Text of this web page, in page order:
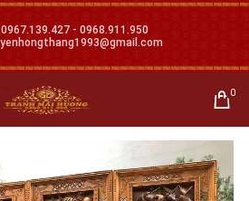
- 0968.911.950
0